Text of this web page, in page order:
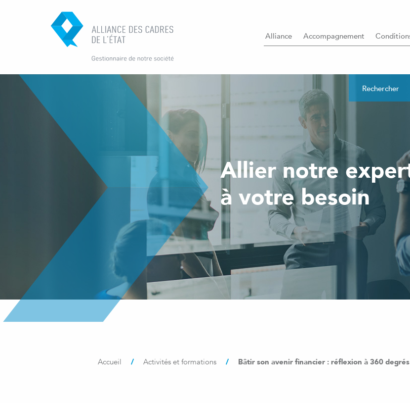
Alliance Accompagnement
Allier notre
à votre besoin
Accueil / Activités et formations / Bâtir son avenir financier : réflexion à 360 degrés